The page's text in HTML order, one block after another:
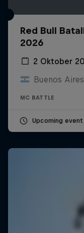
Red Bull
2026
2 Oktober
Buenos
MC BATTLE
Upcoming event